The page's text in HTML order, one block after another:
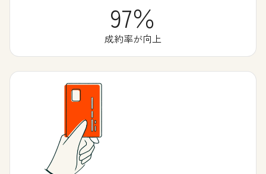
97％
成約率が向上